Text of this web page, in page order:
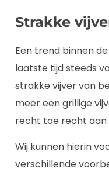
Strakke
Een trend binnen de
laatste tijd steeds
strakke vijver van
meer een grillige
recht toe recht aan
Wij kunnen hierin
verschillende